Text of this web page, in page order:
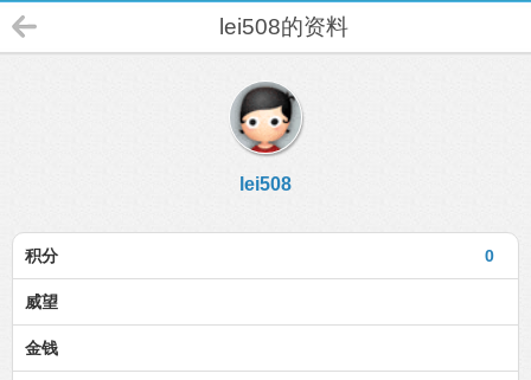
lei508的资料
lei508
0
积分
威望
金钱